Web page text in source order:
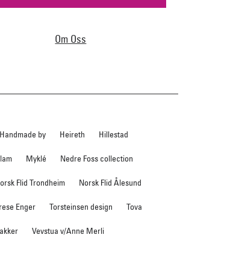
Om Oss
Handmade by Heireth Hillestad
Myklé Nedre Foss collection
Flid Trondheim Norsk Flid Ålesund
Enger Torsteinsen design Tova
Vevstua v/Anne Merli